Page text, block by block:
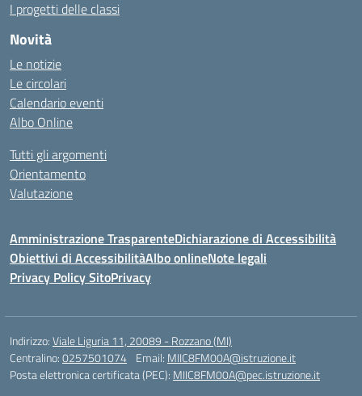
I progetti delle classi
Novità
Le notizie
Le circolari
Calendario eventi
Albo Online
Tutti gli argomenti
Orientamento
Valutazione
Amministrazione TrasparenteDichiarazione di Accessibilità
Obiettivi di AccessibilitàAlbo onlineNote legali
Privacy Policy SitoPrivacy
Indirizzo:Viale Liguria 11, 20089 - Rozzano (MI)
Centralino:0257501074 Email: MIIC8FM00A@istruzione.it
Posta elettronica certificata (PEC): MIIC8FM00A@pec.istruzione.it